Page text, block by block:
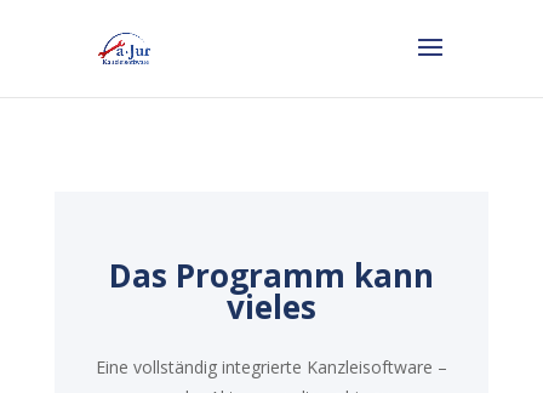
Das Programm kann
vieles
Eine vollständig integrierte Kanzleisoftware –